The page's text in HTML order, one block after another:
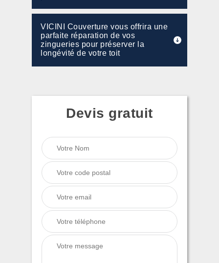
VICINI Couverture vous offrira une
parfaite réparation de vos
zingueries pour préserver la
longévité de votre toit
Devis gratuit